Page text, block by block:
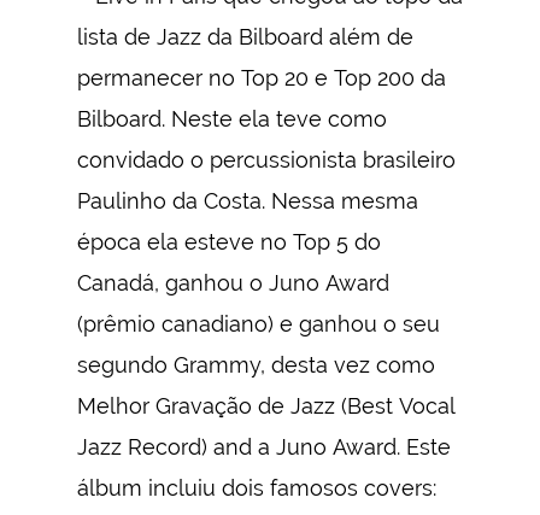
lista de Jazz da Bilboard além de
permanecer no Top 20 e Top 200 da
Bilboard. Neste ela teve como
convidado o percussionista brasileiro
Paulinho da Costa. Nessa mesma
época ela esteve no Top 5 do
Canadá, ganhou o Juno Award
(prêmio canadiano) e ganhou o seu
segundo Grammy, desta vez como
Melhor Gravação de Jazz (Best Vocal
Jazz Record) and a Juno Award. Este
álbum incluiu dois famosos covers: